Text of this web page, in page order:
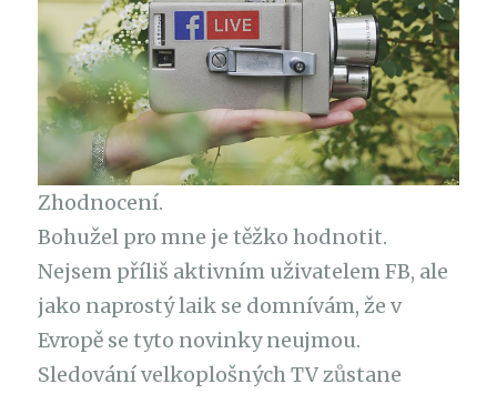
Zhodnocení.
Bohužel pro mne je těžko hodnotit.
Nejsem příliš aktivním uživatelem FB, ale
jako naprostý laik se domnívám, že v
Evropě se tyto novinky neujmou.
Sledování velkoplošných TV zůstane